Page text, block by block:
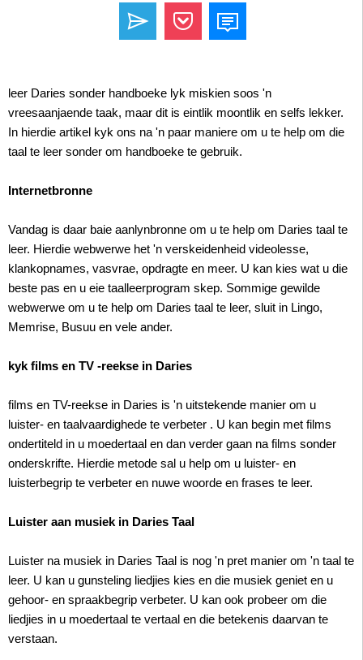
leer Daries sonder handboeke lyk miskien soos 'n
vreesaanjaende taak, maar dit is eintlik moontlik en selfs lekker.
In hierdie artikel kyk ons ​​na 'n paar maniere om u te help om die
taal te leer sonder om handboeke te gebruik.
Internetbronne
Vandag is daar baie aanlynbronne om u te help om Daries taal te
leer. Hierdie webwerwe het 'n verskeidenheid videolesse,
klankopnames, vasvrae, opdragte en meer. U kan kies wat u die
beste pas en u eie taalleerprogram skep. Sommige gewilde
webwerwe om u te help om Daries taal te leer, sluit in Lingo,
Memrise, Busuu en vele ander.
kyk films en TV -reekse in Daries
films en TV-reekse in Daries is 'n uitstekende manier om u
luister- en taalvaardighede te verbeter . U kan begin met films
ondertiteld in u moedertaal en dan verder gaan na films sonder
onderskrifte. Hierdie metode sal u help om u luister- en
luisterbegrip te verbeter en nuwe woorde en frases te leer.
Luister aan musiek in Daries Taal
Luister na musiek in Daries Taal is nog 'n pret manier om 'n taal te
leer. U kan u gunsteling liedjies kies en die musiek geniet en u
gehoor- en spraakbegrip verbeter. U kan ook probeer om die
liedjies in u moedertaal te vertaal en die betekenis daarvan te
verstaan.